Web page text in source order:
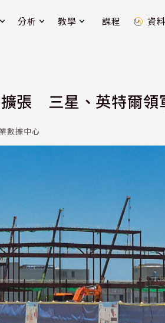
分析 教學 課程 資
張 三星、英特爾領
數據中心